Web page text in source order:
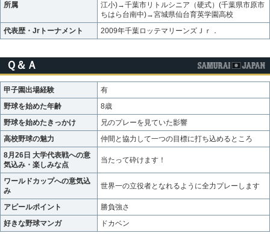
所属
江小)→千葉市リトルシニア（硬式）(千葉県市原市
ちはら台南中)→宮城県仙台育英学園高校
代表歴・Jrトーナメント
2009年千葉ロッテマリーンズＪｒ．
Ｑ＆Ａ
甲子園出場経験
有
野球を始めた年齢
8歳
野球を始めたきっかけ
兄のプレーを見ていた影響
高校野球の魅力
仲間と協力して一つの目標に打ち込めるところ
8月26日 大学代表戦への意
気込み・楽しみな点
当たって砕けます！
ワールドカップへの意気込
み
世界一の立役者となれるように全力プレーします
アピールポイント
勝負強さ
好きな野球マンガ
ドカベン